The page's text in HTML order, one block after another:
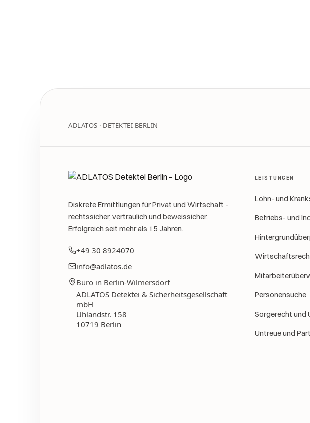
ADLATOS · DETEKTEI BERLIN
Diskrete Ermittlungen für Privat und Wirtschaft –
rechtssicher, vertraulich und beweissicher.
Erfolgreich seit mehr als 15 Jahren.
+49 30 8924070
info@adlatos.de
Büro in Berlin-Wilmersdorf
ADLATOS Detektei & Sicherheitsgesellschaft
mbH
Uhlandstr. 158
10719 Berlin
LEISTUNGEN
Lohn- und
Betriebs- und
Personensuche
Sorgerecht und
Untreue und